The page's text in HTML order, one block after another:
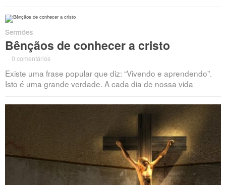
Sermões
Bênçãos de conhecer a cristo
0 comentários
Existe uma frase popular que diz: “Vivendo e aprendendo”.
Isto é uma grande verdade. A cada dia de nossa vida